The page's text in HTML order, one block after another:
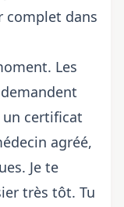
complet dans
Les
un certificat
agréé,
Je te
très tôt. Tu